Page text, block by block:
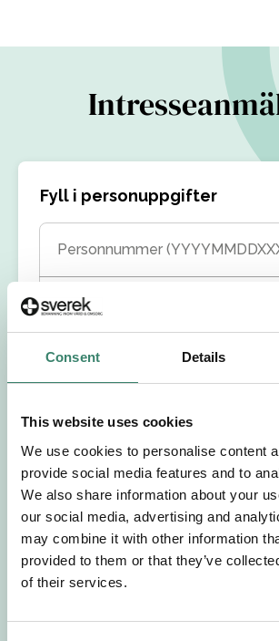
Consent Details
This website uses cookies
We use cookies to personalise content
provide social media features and to
We also share information about your
our social media, advertising and
may combine it with other information
provided to them or that they’ve
of their services.
Fyll i personuppgifter
Personnummer
Förnamn
Efternamn
Välj önskat arbetsområde
Välj önskad anställningsform
E-post